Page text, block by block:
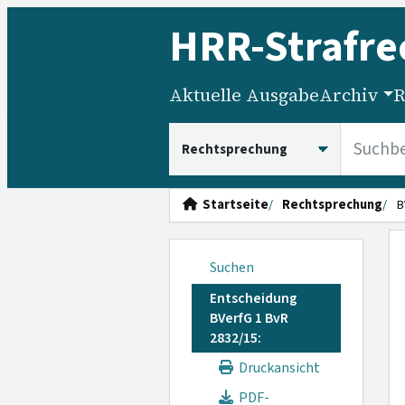
HRR-
Aktuelle AusgabeArchiv
Startseite Rechtsprechung
Suchen
Entscheidung
BVerfG 1 BvR
2832/15:
Druckansicht
PDF-